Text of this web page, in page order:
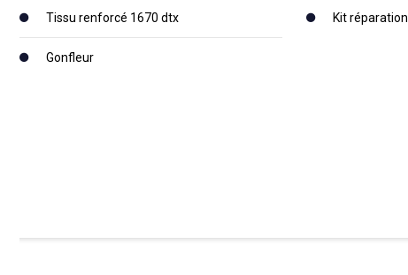
Tissu renforcé 1670 dtx Kit réparation
Gonfleur